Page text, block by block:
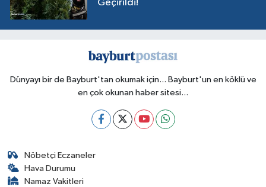
Geçirildi!
Dünyayı bir de Bayburt'tan okumak için... Bayburt'un en köklü ve
en çok okunan haber sitesi...
Nöbetçi Eczaneler
Hava Durumu
Namaz Vakitleri